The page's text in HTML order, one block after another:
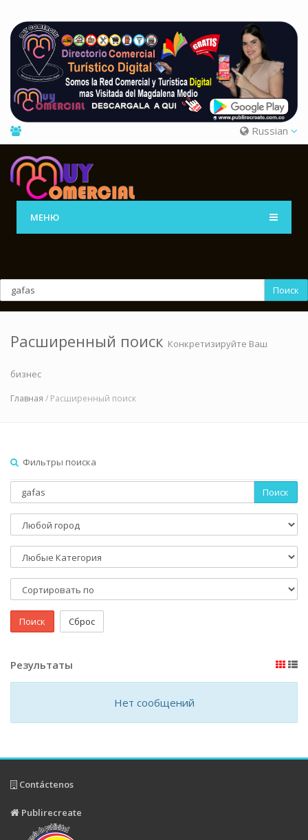
Russian
МЕНЮ
Поиск
Расширенный поиск Конкретизируйте Ваш
бизнес
Главная / Расширенный поиск
Фильтры поиска
Поиск
Поиск Сброс
Результаты
Нет сообщений
Contáctenos
Publirecreate